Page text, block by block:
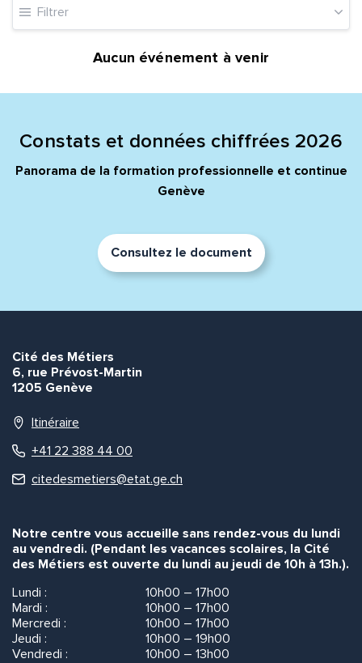
Filtrer
Aucun événement à venir
Constats et données chiffrées 2026
Panorama de la formation professionnelle et continue
Genève
Consultez le document
Cité des Métiers
6, rue Prévost-Martin
1205 Genève
Itinéraire
+41 22 388 44 00
citedesmetiers@etat.ge.ch
Notre centre vous accueille sans rendez-vous du lundi
au vendredi. (Pendant les vacances scolaires, la Cité
des Métiers est ouverte du lundi au jeudi de 10h à 13h.).
Lundi :
10h00 – 17h00
Mardi :
10h00 – 17h00
Mercredi :
10h00 – 17h00
Jeudi :
10h00 – 19h00
Vendredi :
10h00 – 13h00
Prénom et nom*
Message*
Commentaire*